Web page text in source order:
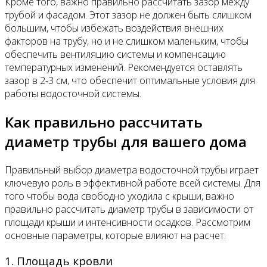
трубой и фасадом. Этот зазор не должен быть слишком
большим, чтобы избежать воздействия внешних
факторов на трубу, но и не слишком маленьким, чтобы
обеспечить вентиляцию системы и компенсацию
температурных изменений. Рекомендуется оставлять
зазор в 2-3 см, что обеспечит оптимальные условия для
работы водосточной системы.
Как правильно рассчитать
диаметр трубы для вашего дома
Правильный выбор диаметра водосточной трубы играет
ключевую роль в эффективной работе всей системы. Для
того чтобы вода свободно уходила с крыши, важно
правильно рассчитать диаметр трубы в зависимости от
площади крыши и интенсивности осадков. Рассмотрим
основные параметры, которые влияют на расчет:
1. Площадь кровли